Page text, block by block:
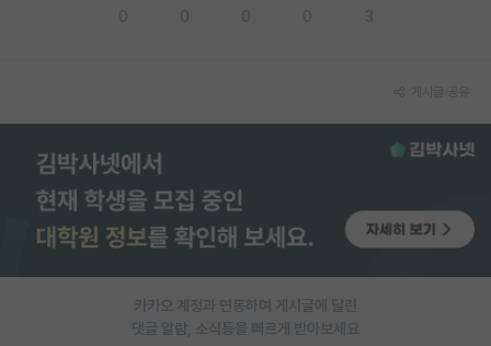
장학금/장학생 게시판
홍보 게시판카카오 계정과 연동하여 게시글에 달린
댓글 알람, 소식등을 빠르게 받아보세요